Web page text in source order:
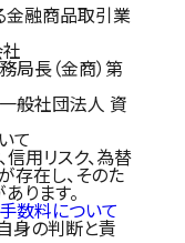
金融商品取引業
長（金商）第
般社団法人 資
て
用リスク、為替
存在し、そのた
ります。
手数料について
身の判断と責